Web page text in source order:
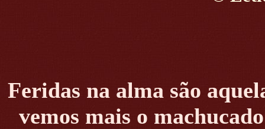
Feridas na alma são
vemos mais o